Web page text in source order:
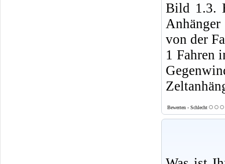
Bild 1.3.
von der
1 Fahren
Bewerten - Schlecht